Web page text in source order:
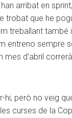
arribat en
que he
treballant també
entreno sempre
d’abril
hi, però no veig
curses de la